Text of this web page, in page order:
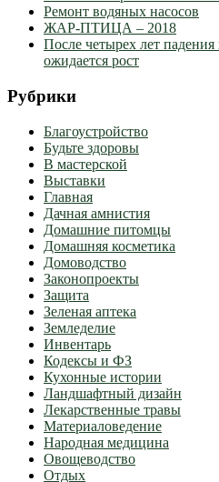
Ремонт водяных насосов
ЖАР-ПТИЦА – 2018
После четырех лет
ожидается рост
Рубрики
Благоустройство
Будьте здоровы
В мастерской
Выставки
Главная
Дачная амнистия
Домашние питомцы
Домашняя косметика
Домоводство
Законопроекты
Защита
Зеленая аптека
Земледелие
Инвентарь
Кодексы и ФЗ
Кухонные истории
Ландшафтный дизайн
Лекарственные травы
Материаловедение
Народная медицина
Овощеводство
Отдых